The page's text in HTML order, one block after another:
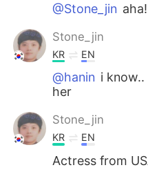
@Stone_jin aha!
Stone_jin
KR EN
@hanin i
her
Stone_jin
KR EN
Actress from